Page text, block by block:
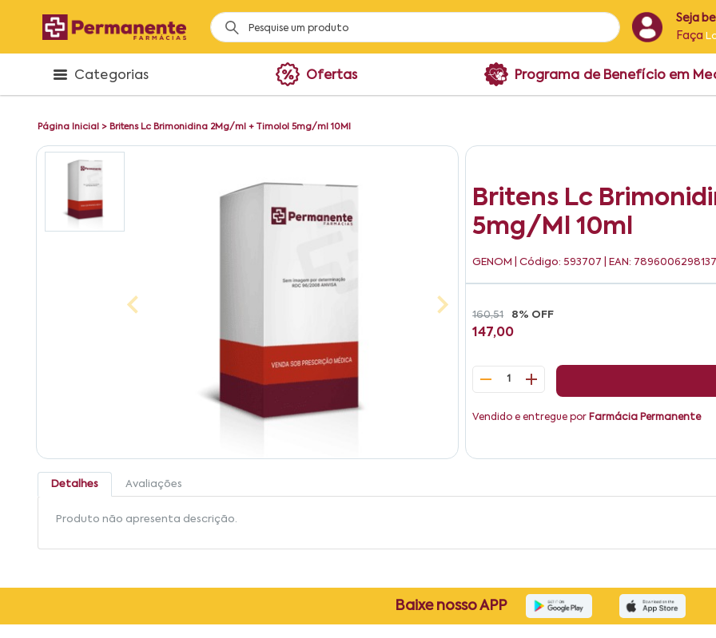
Seja
Faça
Categorias Ofertas Programa de Benefício em
Página Inicial > Britens Lc Brimonidina 2Mg/ml + Timolol 5mg/ml 10Ml
Britens Lc
5mg/ml 10ml
GENOM | Código: 593707 | EAN: 7896006298137
160,51 8% OFF
147,00
1
Vendido e entregue por Farmácia Permanente
Detalhes Avaliações
Produto não apresenta descrição.
Baixe nosso APP